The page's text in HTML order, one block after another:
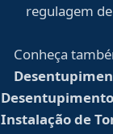
regulagem
Conheça
Instalação de